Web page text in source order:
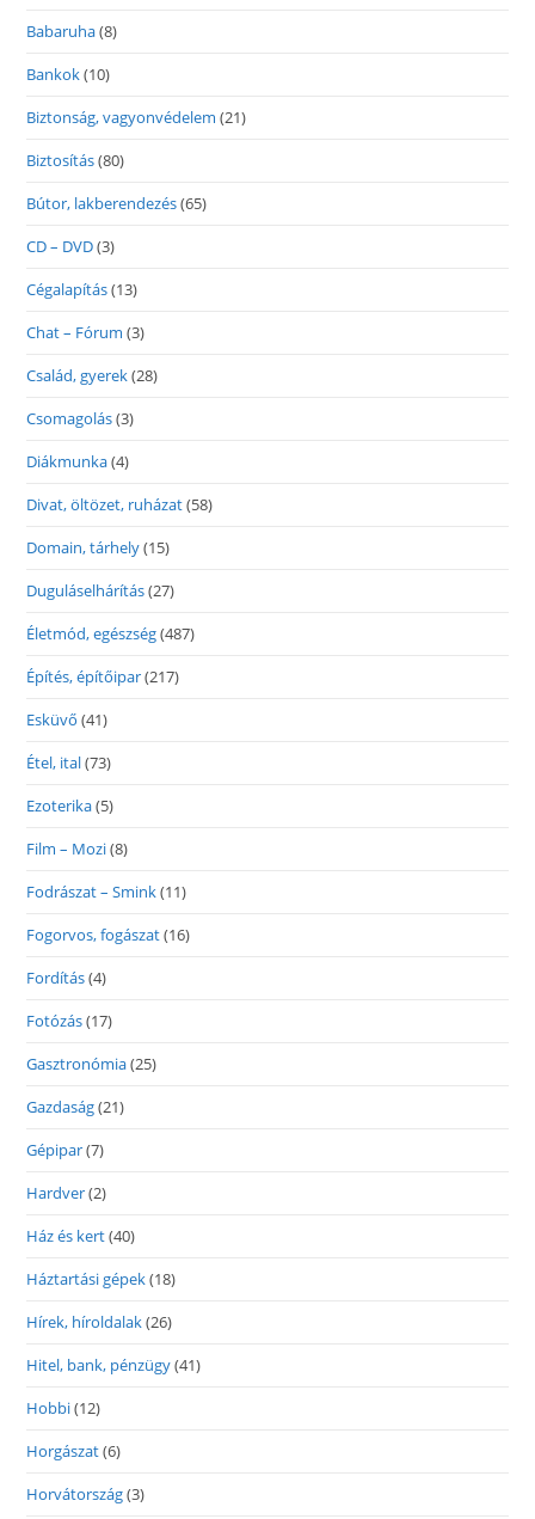
Babaruha(8)
Bankok(10)
Biztonság, vagyonvédelem (21)
Biztosítás(80)
Bútor, lakberendezés(65)
CD – DVD(3)
Cégalapítás(13)
Chat – Fórum (3)
Család, gyerek(28)
Csomagolás(3)
Diákmunka(4)
Divat, öltözet, ruházat(58)
Domain, tárhely(15)
Duguláselhárítás(27)
Életmód, egészség(487)
Építés, építőipar(217)
Esküvő (41)
Étel, ital(73)
Ezoterika(5)
Film – Mozi(8)
Fodrászat – Smink(11)
Fogorvos, fogászat(16)
Fordítás(4)
Fotózás(17)
Gasztronómia(25)
Gazdaság(21)
Gépipar(7)
Hardver(2)
Ház és kert(40)
Háztartási gépek(18)
Hírek, híroldalak(26)
Hitel, bank, pénzügy(41)
Hobbi(12)
Horgászat(6)
Horvátország(3)